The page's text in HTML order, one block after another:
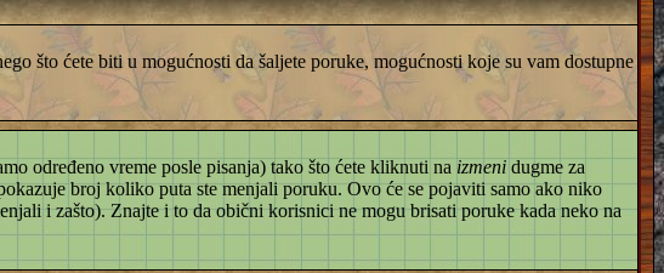
što ćete biti u mogućnosti da šaljete poruke, mogućnosti koje su vam dostupne
određeno vreme posle pisanja) tako što ćete kliknuti na izmeni dugme za
broj koliko puta ste menjali poruku. Ovo će se pojaviti samo ako niko
i zašto). Znajte i to da obični korisnici ne mogu brisati poruke kada neko na